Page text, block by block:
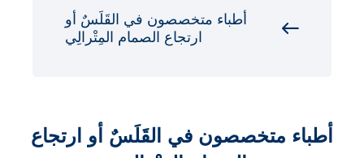
أطباء متخصصون في القَلَسٌ أو
ارتجاع الصمام المِتْرالِي
أطباء متخصصون في القَلَسٌ أو ارتجاع